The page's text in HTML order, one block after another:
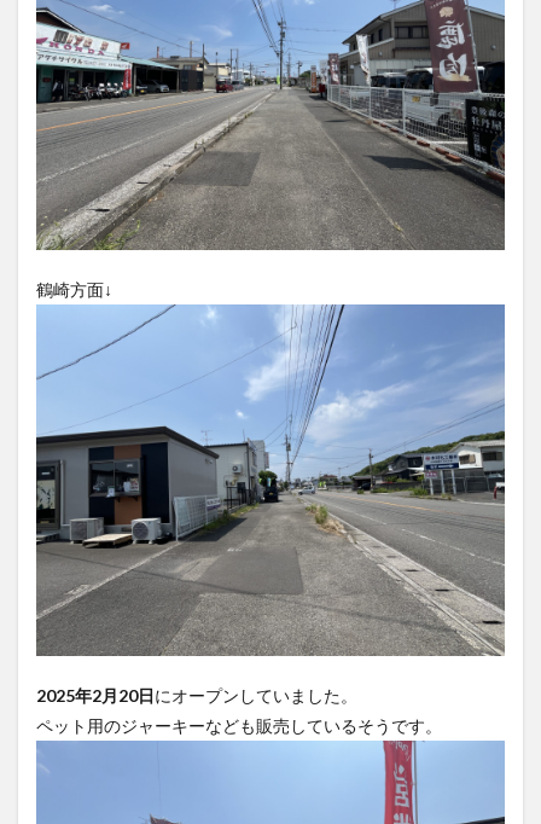
鶴崎方面↓
2025年2月20日にオープンしていました。
ペット用のジャーキーなども販売しているそうです。
大分駅近く
大神ファーム
大谷翔平選手
姫島村
子ども教室 子ども服
子育て
宇佐市
居酒屋 屋台
平和市民公園能楽堂
庄内町カフェ
府内 挾間町
新幹線
新店
日出 日出町 日田市
昆虫食
明豊
書店 期間限定 本
杵築市
津久見市
海開き 温泉 湧水
湯布院
玖珠郡
由布市 由布院 甲子園
石仏
磨崖仏
神社
竹田市 竹田市ディナー
紅葉
自転車 臼杵市
芋
花 花火 茶碗蒸し 蕎麦
虹
衆議院選挙
複合公共施設 観光
観光スポット
話題
豊後大野 豊後大野市
豊後高田市
買い物
車 農業文化公園
道の駅
鉄道ジオラマ
閉店 閉院 開店
開店閉店
開店閉店まとめ
開院 韓国
韓国料理
検索